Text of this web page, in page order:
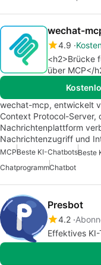
wechat-
4.9
<h2>Brücke
über MCP</
wechat-mcp, entwickelt
Context Protocol-Server,
Nachrichtenplattform
Nachrichtenzugriff und
MCPBeste KI-ChatbotsBeste
ChatprogrammChatbot
Presbot
4.2
Effektives